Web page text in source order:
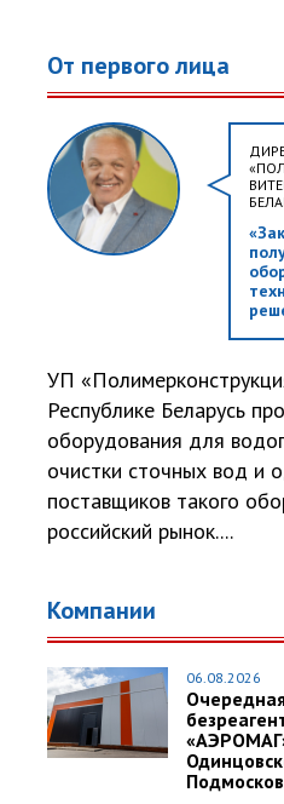
От первого лица
УП
Республике Беларусь
оборудования для
очистки сточных вод и
поставщиков такого
российский рынок....
Компании
06.08.2026